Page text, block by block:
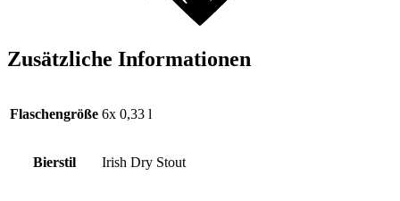
Zusätzliche Informationen
Flaschengröße 6x 0,33 l
Bierstil Irish Dry Stout